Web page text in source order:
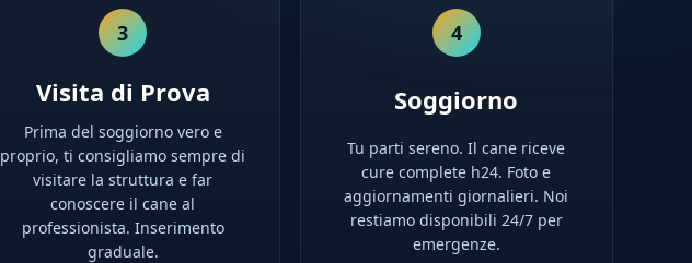
3
Visita di Prova
Prima del soggiorno vero e
proprio, ti consigliamo sempre di
visitare la struttura e far
conoscere il cane al
professionista. Inserimento
graduale.
4
Soggiorno
Tu parti sereno. Il cane riceve
cure complete h24. Foto e
aggiornamenti giornalieri. Noi
restiamo disponibili 24/7 per
emergenze.